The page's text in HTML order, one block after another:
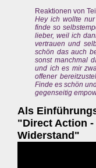
Reaktionen von
Hey ich wollte
finde so
lieber, weil ich
vertrauen und
schön das auch
sonst manchmal
und ich es mir
offener
Finde es schön
gegenseitig
Als
"Direct Action
Widerstand"